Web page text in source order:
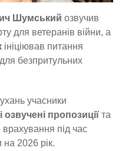
Шумський озвучив
для ветеранів війни, а
ініціював питання
безпритульних
учасники
пропозиції та
під час
2026 рік.